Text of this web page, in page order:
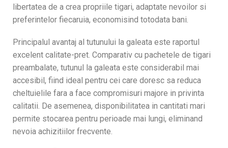
libertatea de a crea propriile tigari, adaptate nevoilor si
preferintelor fiecaruia, economisind totodata bani.
Principalul avantaj al tutunului la galeata este raportul
excelent calitate-pret. Comparativ cu pachetele de tigari
preambalate, tutunul la galeata este considerabil mai
accesibil, fiind ideal pentru cei care doresc sa reduca
cheltuielile fara a face compromisuri majore in privinta
calitatii. De asemenea, disponibilitatea in cantitati mari
permite stocarea pentru perioade mai lungi, eliminand
nevoia achizitiilor frecvente.